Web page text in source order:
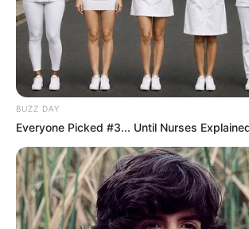
BUZZ DAY
Everyone Picked #3... Until Nurses